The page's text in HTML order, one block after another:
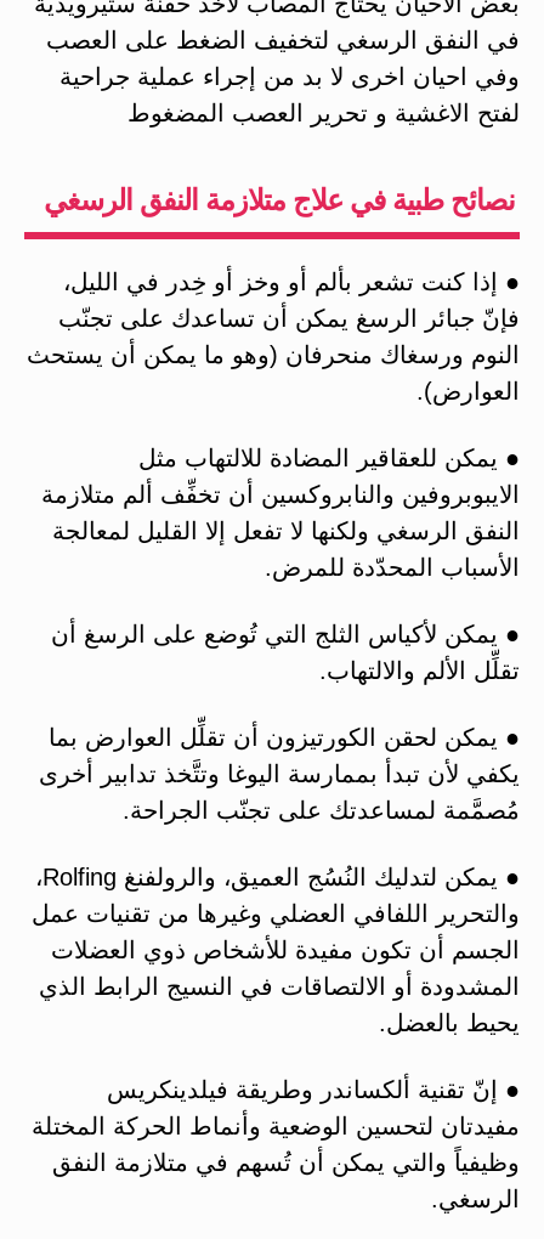
في النفق الرسغي لتخفيف الضغط على العصب
وفي احيان اخرى لا بد من إجراء عملية جراحية
لفتح الاغشية و تحرير العصب المضغوط
نصائح طبية في علاج متلازمة النفق الرسغي
● إذا كنت تشعر بألم أو وخز أو خِدر في الليل،
فإنّ جبائر الرسغ يمكن أن تساعدك على تجنّب
النوم ورسغاك منحرفان (وهو ما يمكن أن يستحث
العوارض).
● يمكن للعقاقير المضادة للالتهاب مثل
الايبوبروفين والنابروكسين أن تخفِّف ألم متلازمة
النفق الرسغي ولكنها لا تفعل إلا القليل لمعالجة
الأسباب المحدّدة للمرض.
● يمكن لأكياس الثلج التي تُوضع على الرسغ أن
تقلِّل الألم والالتهاب.
● يمكن لحقن الكورتيزون أن تقلِّل العوارض بما
يكفي لأن تبدأ بممارسة اليوغا وتتَّخذ تدابير أخرى
مُصمَّمة لمساعدتك على تجنّب الجراحة.
● يمكن لتدليك النُسُج العميق، والرولفنغ Rolfing،
والتحرير اللفافي العضلي وغيرها من تقنيات عمل
الجسم أن تكون مفيدة للأشخاص ذوي العضلات
المشدودة أو الالتصاقات في النسيج الرابط الذي
يحيط بالعضل.
● إنّ تقنية ألكساندر وطريقة فيلدينكريس
مفيدتان لتحسين الوضعية وأنماط الحركة المختلة
وظيفياً والتي يمكن أن تُسهم في متلازمة النفق
الرسغي.